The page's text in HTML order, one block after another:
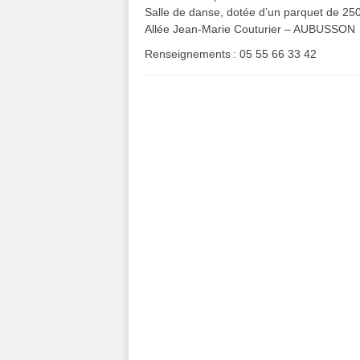
Salle de danse, dotée d’un parquet de
Allée Jean-Marie Couturier – AUBUSSON
Renseignements : 05 55 66 33 42